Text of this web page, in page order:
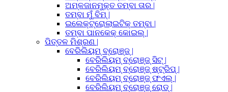
ଅମ୍ଳଜାନମୁକ୍ତ ତମ୍ବା ତାର |
ତମ୍ବା ମୁଁ ବିମ୍ |
ଇଲେକ୍ଟ୍ରୋଲାଇଟିକ୍ ତମ୍ବା |
ତମ୍ବା ପାନକେକ୍ କୋଇଲ୍ |
ପିତ୍ତଳ ମିଶ୍ରଣ |
ବେରିଲିୟମ୍ ବ୍ରୋଞ୍ଜ୍ |
ବେରିଲିୟମ୍ ବ୍ରୋଞ୍ଜ୍ ସିଟ୍ |
ବେରିଲିୟମ୍ ବ୍ରୋଞ୍ଜ୍ ଷ୍ଟ୍ରିପ୍ |
ବେରିଲିୟମ୍ ବ୍ରୋଞ୍ଜ୍ ଫଏଲ୍ |
ବେରିଲିୟମ୍ ବ୍ରୋଞ୍ଜ୍ ରୋଡ୍ |